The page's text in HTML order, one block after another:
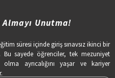
Unutma!
süresi içinde giriş sınavsız ikinci bir
sayede öğrenciler, tek mezuniyet
ayrıcalığını yaşar ve kariyer